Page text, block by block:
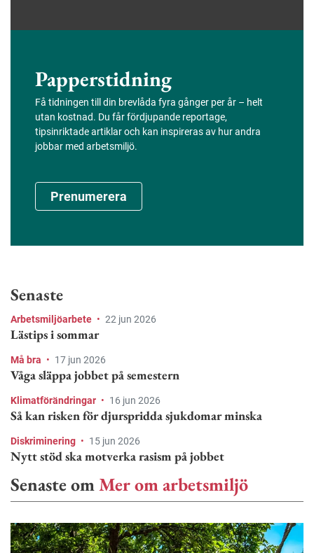
Papperstidning
Få tidningen till din brevlåda fyra gånger per år – helt
utan kostnad. Du får fördjupande reportage,
tipsinriktade artiklar och kan inspireras av hur andra
jobbar med arbetsmiljö.
Prenumerera
Senaste
Arbetsmiljöarbete • 22 jun 2026
Lästips i sommar
Må bra • 17 jun 2026
Våga släppa jobbet på semestern
Klimatförändringar • 16 jun 2026
Så kan risken för djurspridda sjukdomar minska
Diskriminering • 15 jun 2026
Nytt stöd ska motverka rasism på jobbet
Senaste omMer om arbetsmiljö